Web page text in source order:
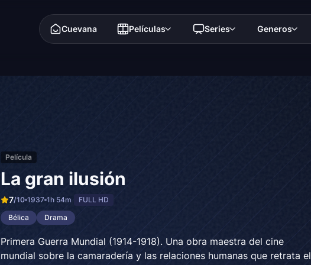
Cuevana Películas Series Generos
Película
La gran ilusión
7/10 1937 1h 54m
FULL HD
Bélica
Drama
Primera Guerra Mundial (1914-1918). Una obra maestra del cine
mundial sobre la camaradería y las relaciones humanas que retrata el